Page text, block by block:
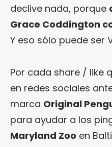
declive nada, porque
Grace Coddington
Y eso sólo puede ser
Por cada share / like
en redes sociales
marca Original
para ayudar a los
Maryland Zoo en